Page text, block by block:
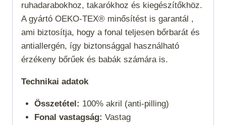
ruhadarabokhoz, takarókhoz és kiegészítőkhöz.
A gyártó OEKO-TEX® minősítést is garantál ,
ami biztosítja, hogy a fonal teljesen bőrbarát és
antiallergén, így biztonsággal használható
érzékeny bőrűek és babák számára is.
Technikai adatok
Összetétel: 100% akril (anti-pilling)
Fonal vastagság: Vastag